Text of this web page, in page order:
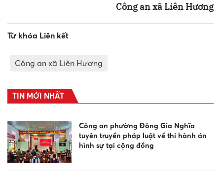
Công an xã Liên Hương
Từ khóa Liên kết
Công an xã Liên Hương
TIN MỚI NHẤT
Công an phường Đông Gia Nghĩa
tuyên truyền pháp luật về thi hành án
hình sự tại cộng đồng